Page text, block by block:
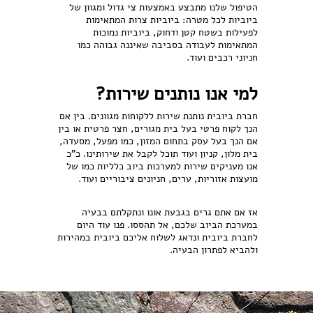
הטיפול שלנו מתבצע באמצעות צי גדול ומגוון של
ביוביות לכל מטרה: ביוביות צרות המתאימות
לפעילות בשטח קטן ודחוק, ביוביות נמוכות
המתאימות לעבודה בסביבה שאיננה גבוהה כמו
חניוני רכבים ועוד.
למי אנו נותנים שירות?
חברת ביובית נותנת שירות ללקוחות מגוונים. בין אם
הנך לקוח פרטי בעל בית מגורים, חצר פרטית או בין
אם הנך בעל עסק בתחום המזון, כמו מפעל, מסעדה,
בית מלון, קניון ועוד תוכל לקבל את שירותינו. כ"כ
אנו מעניקים שירות למערכות ביוב כלליות כמו של
מועצות אזוריות, ערים, חניונים ציבוריים ועוד.
אז אם אתם גרים בגבעת אונו ונתקלתם בבעיה
במערכת הביוב שלכם, אל תהססו. פנו עוד היום
לחברת ביובית ונדאג לשלוח אליכם ביובית במהירות
ולהביא לפתרון הבעיה.